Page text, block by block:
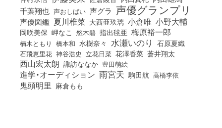
千葉翔也 声おしばい 声グラ 声優グランプリ
声優図鑑 夏川椎菜 大西亜玖璃 小倉唯 小野大輔
岡咲美保 岬なこ 悠木碧 指出毬亜 梅原裕一郎
楠木ともり 橋本和 水樹奈々 水瀬いのり 石原夏織
石飛恵里花 神谷浩史 立花日菜 花澤香菜 蒼井翔太
西山宏太朗 諏訪ななか 豊田萌絵
進学・オーディション 雨宮天 駒田航 高橋李依
鬼頭明里 麻倉もも